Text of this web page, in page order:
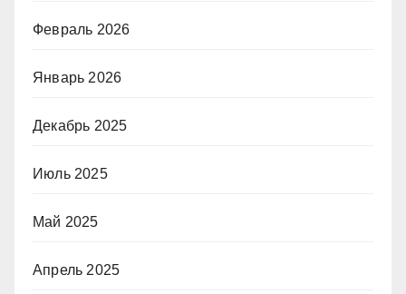
Февраль 2026
Январь 2026
Декабрь 2025
Июль 2025
Май 2025
Апрель 2025